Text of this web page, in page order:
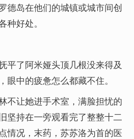
德岛在他们的城镇或城市间创
种好处。
平了阿米娅头顶几根没来得及
眼中的疲惫怎么都藏不住。
不让她进手术室，满脸担忧的
坚持在一旁观看完了整整十二
情况，末药，苏苏洛为首的医